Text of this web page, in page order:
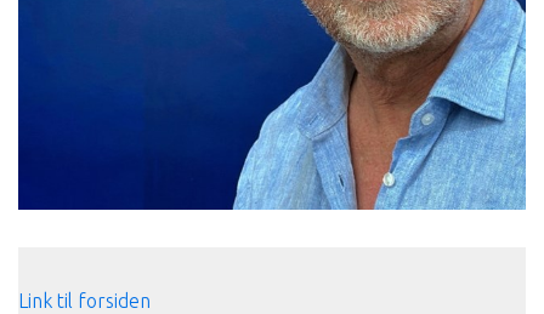
Link til forsiden